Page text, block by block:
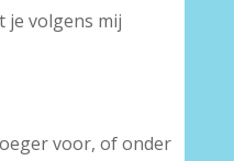
je volgens mij
voor, of onder